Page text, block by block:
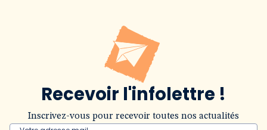
Recevoir l'infolettre !
Inscrivez-vous pour recevoir toutes nos actualités